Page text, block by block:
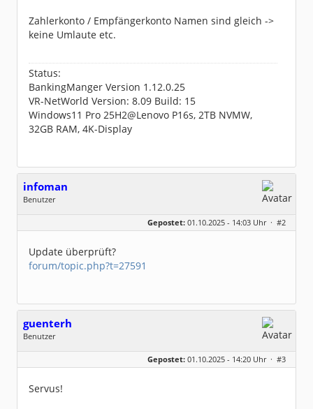
Zahlerkonto / Empfängerkonto Namen sind gleich ->
keine Umlaute etc.
Status:
BankingManger Version 1.12.0.25
VR-NetWorld Version: 8.09 Build: 15
Windows11 Pro 25H2@Lenovo P16s, 2TB NVMW,
32GB RAM, 4K-Display
infoman
Benutzer
Dabei seit:
06 / 2008
Gepostet: 01.10.2025 - 14:03 Uhr · #2
Update überprüft?
forum/topic.php?t=27591
guenterh
Benutzer
Geschlecht:
keine Angabe
Dabei seit:
12 / 2020
Gepostet: 01.10.2025 - 14:20 Uhr · #3
Servus!